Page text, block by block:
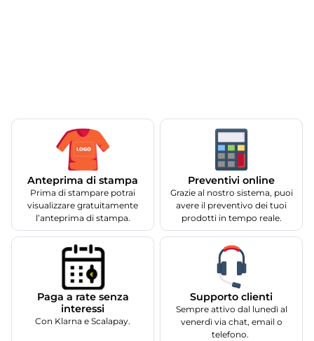
Anteprima di stampa
Prima di stampare potrai
visualizzare gratuitamente
l’anteprima di stampa.
Preventivi online
Grazie al nostro sistema, puoi
avere il preventivo dei tuoi
prodotti in tempo reale.
Paga a rate senza
interessi
Con Klarna e Scalapay.
Supporto clienti
Sempre attivo dal lunedì al
venerdì via chat, email o
telefono.